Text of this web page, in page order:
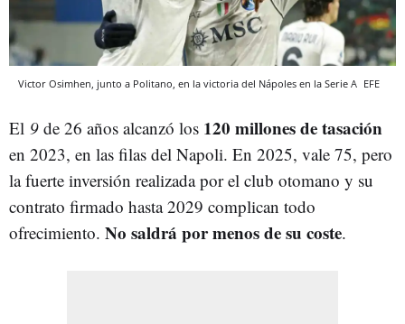
Victor Osimhen, junto a Politano, en la victoria del Nápoles en la Serie A EFE
El 9 de 26 años alcanzó los 120 millones de tasación
en 2023, en las filas del Napoli. En 2025, vale 75, pero
la fuerte inversión realizada por el club otomano y su
contrato firmado hasta 2029 complican todo
ofrecimiento. No saldrá por menos de su coste.